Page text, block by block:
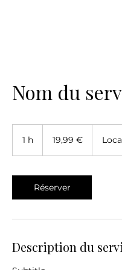
Nom du
1 h 19,99 €
Réserver
Description du